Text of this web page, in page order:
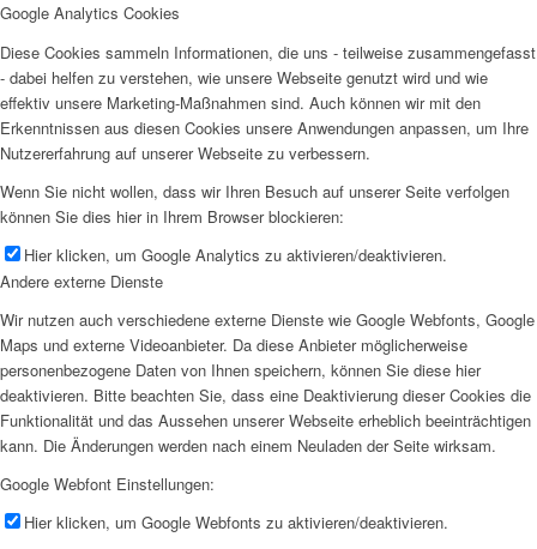
Google Analytics Cookies
Diese Cookies sammeln Informationen, die uns - teilweise zusammengefasst
- dabei helfen zu verstehen, wie unsere Webseite genutzt wird und wie
effektiv unsere Marketing-Maßnahmen sind. Auch können wir mit den
Erkenntnissen aus diesen Cookies unsere Anwendungen anpassen, um Ihre
Nutzererfahrung auf unserer Webseite zu verbessern.
Wenn Sie nicht wollen, dass wir Ihren Besuch auf unserer Seite verfolgen
können Sie dies hier in Ihrem Browser blockieren:
Hier klicken, um Google Analytics zu aktivieren/deaktivieren.
Andere externe Dienste
Wir nutzen auch verschiedene externe Dienste wie Google Webfonts, Google
Maps und externe Videoanbieter. Da diese Anbieter möglicherweise
personenbezogene Daten von Ihnen speichern, können Sie diese hier
deaktivieren. Bitte beachten Sie, dass eine Deaktivierung dieser Cookies die
Funktionalität und das Aussehen unserer Webseite erheblich beeinträchtigen
kann. Die Änderungen werden nach einem Neuladen der Seite wirksam.
Google Webfont Einstellungen:
Hier klicken, um Google Webfonts zu aktivieren/deaktivieren.